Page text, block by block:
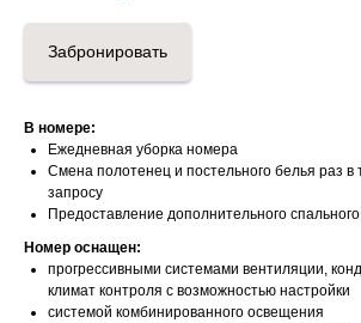
Забронировать
В номере:
Ежедневная уборка номера
Смена полотенец и постельного белья раз в
запросу
Предоставление дополнительного
Номер оснащен:
прогрессивными системами вентиляции,
климат контроля с возможностью настройки
системой комбинированного освещения